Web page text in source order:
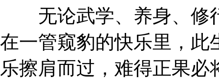
无论武学、养身、修
在一管窥豹的快乐里，此
乐擦肩而过，难得正果